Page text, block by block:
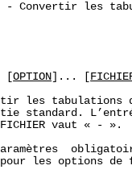
- Convertir les
[OPTION]... [
les tabulations
standard.
vaut « - ».
les options de